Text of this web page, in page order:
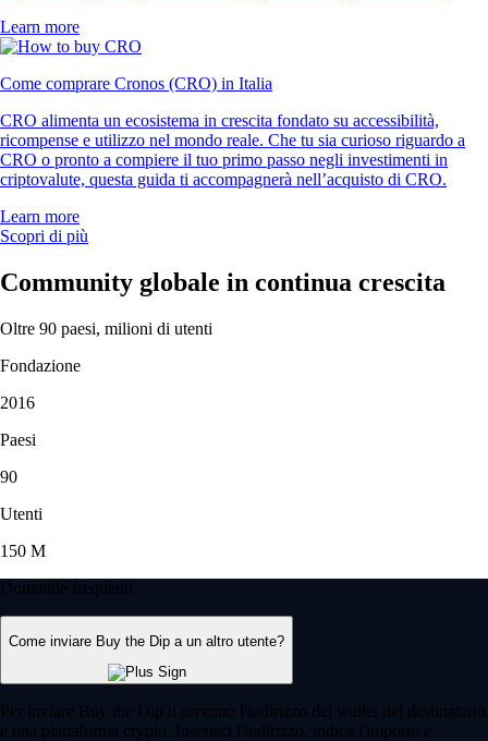
Learn more
Come comprare Cronos (CRO) in Italia
CRO alimenta un ecosistema in crescita fondato su accessibilità,
ricompense e utilizzo nel mondo reale. Che tu sia curioso riguardo a
CRO o pronto a compiere il tuo primo passo negli investimenti in
criptovalute, questa guida ti accompagnerà nell’acquisto di CRO.
Learn more
Scopri di più
Community globale in continua crescita
Oltre 90 paesi, milioni di utenti
Fondazione
2016
Paesi
90
Utenti
150 M
Domande frequenti
Come inviare Buy the Dip a un altro utente?
Per inviare Buy the Dip ti servono l'indirizzo del wallet del destinatario
e una piattaforma crypto. Inserisci l'indirizzo, indica l'importo e